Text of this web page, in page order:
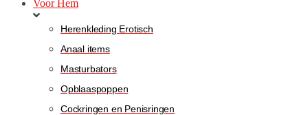
Voor Hem
Herenkleding Erotisch
Anaal items
Masturbators
Opblaaspoppen
Cockringen en Penisringen